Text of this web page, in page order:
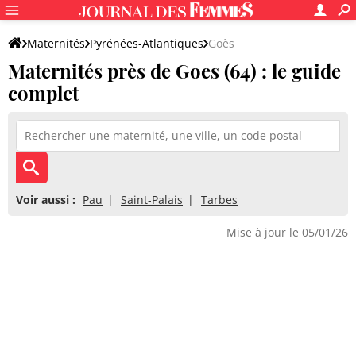
Maternités Pyrénées-Atlantiques Goès
Maternités près de Goes (64) : le guide
complet
Voir aussi : Pau Saint-Palais Tarbes
Mise à jour le 05/01/26